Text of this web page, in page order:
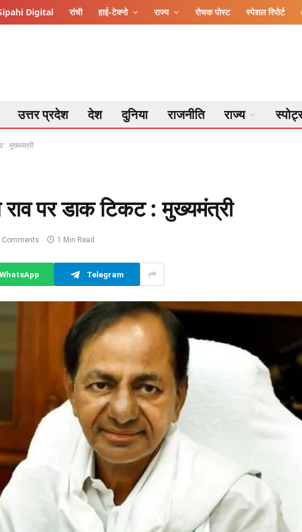
Digital रांची हाई-टेक्नो राज्य रोचक पोस्ट स्पेशल रिपोर्ट
उत्तर प्रदेश देश दुनिया राजनीति राज्य
: मुख्यमंत्री
राव पर डाक टिकट : मुख्यमंत्री
Comments 1 Min Read
WhatsApp Telegram